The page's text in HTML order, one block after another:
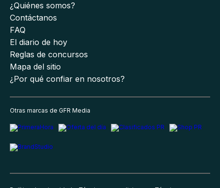
¿Quiénes somos?
Contáctanos
FAQ
El diario de hoy
Reglas de concursos
Mapa del sitio
¿Por qué confiar en nosotros?
Otras marcas de GFR Media